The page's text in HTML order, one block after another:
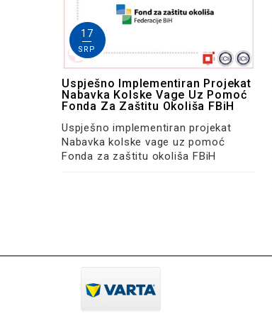
17
SRP
Uspješno Implementiran Projekat
Nabavka Kolske Vage Uz Pomoć
Fonda Za Zaštitu Okoliša FBiH
Uspješno implementiran projekat
Nabavka kolske vage uz pomoć
Fonda za zaštitu okoliša FBiH